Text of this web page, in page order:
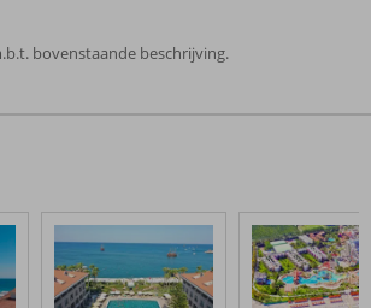
bovenstaande beschrijving.